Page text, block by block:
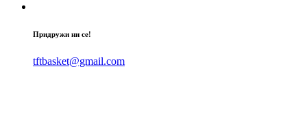
Придружи ни се!
tftbasket@gmail.com